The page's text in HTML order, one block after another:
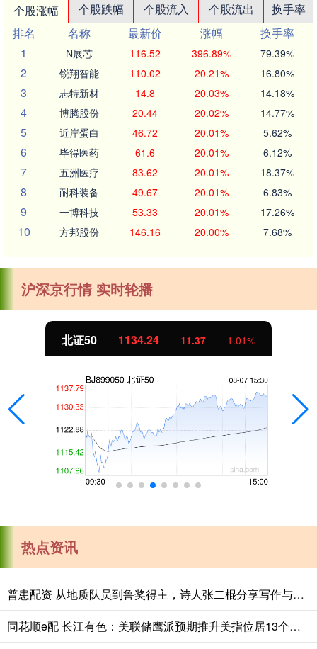
个股涨幅 个股跌幅 个股流入 个股流出
换手率
排名
名称 最新价 涨幅
换手率
1
N展芯 116.52 396.89% 79.39%
2 锐翔智能 110.02 20.21% 16.80%
3 志特新材 14.8 20.03% 14.18%
4 博腾股份 20.44 20.02% 14.77%
5 近岸蛋白 46.72 20.01% 5.62%
6 毕得医药 61.6 20.01% 6.12%
7 五洲医疗 83.62 20.01% 18.37%
8 耐科装备 49.67 20.01% 6.83%
9 一博科技 53.33 20.01% 17.26%
10 方邦股份 146.16 20.00% 7.68%
沪深京行情 实时轮播
北证50 1134.24 11.37 1.01%
热点资讯
普患配资 从地质队员到鲁奖得主，诗人张二棍分享写作与人生：“因为苍天在上，我愿埋首人间”
同花顺e配 长江有色：美联储鹰派预期推升美指位居13个月高位 25日镍价或小跌